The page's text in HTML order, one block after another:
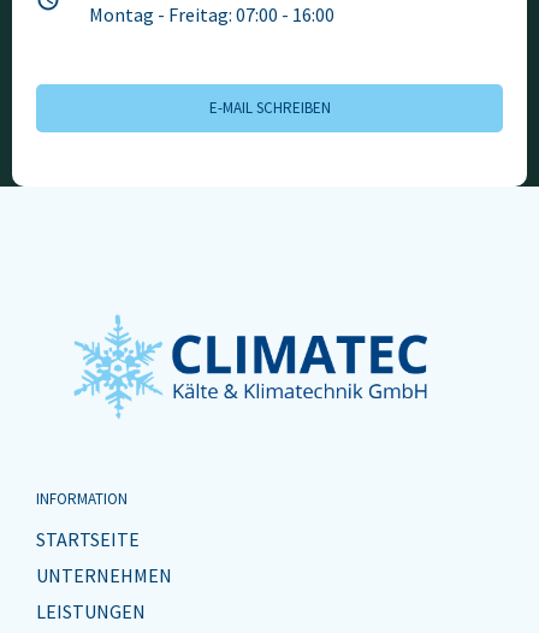
Montag - Freitag: 07:00 - 16:00
E-MAIL SCHREIBEN
INFORMATION
STARTSEITE
UNTERNEHMEN
LEISTUNGEN